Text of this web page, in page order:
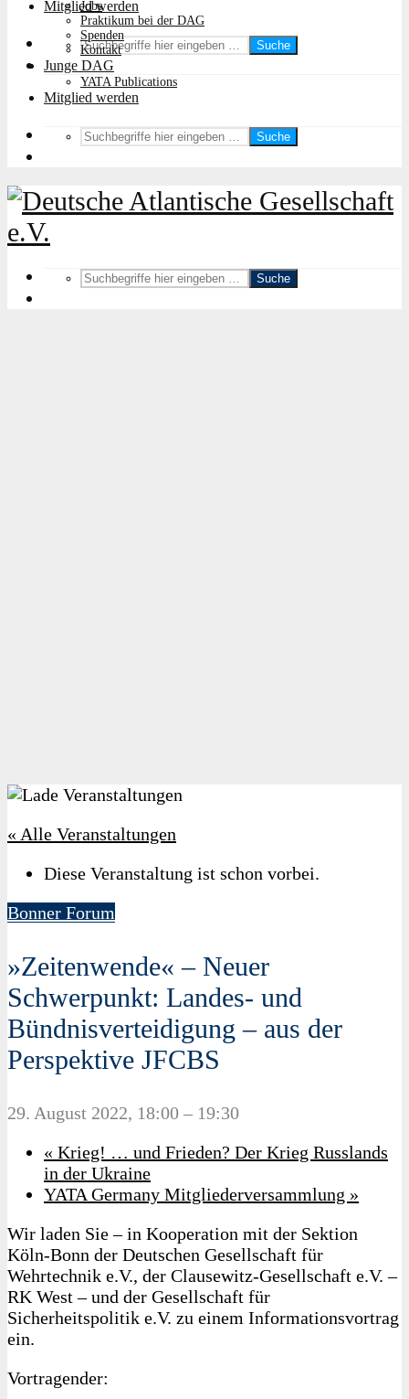
Mitglied werden
Suche
Jobs
Praktikum bei der DAG
Spenden
Kontakt
Junge DAG
YATA Publications
Mitglied werden
Suche
Suche
« Alle Veranstaltungen
Diese Veranstaltung ist schon vorbei.
Bonner Forum
»Zeitenwende« – Neuer
Schwerpunkt: Landes- und
Bündnisverteidigung – aus der
Perspektive JFCBS
29. August 2022, 18:00 – 19:30
« Krieg! … und Frieden? Der Krieg Russlands
in der Ukraine
YATA Germany Mitgliederversammlung »
Wir laden Sie – in Kooperation mit der Sektion
Köln-Bonn der Deutschen Gesellschaft für
Wehrtechnik e.V., der Clausewitz-Gesellschaft e.V. –
RK West – und der Gesellschaft für
Sicherheitspolitik e.V. zu einem Informationsvortrag
ein.
Vortragender: